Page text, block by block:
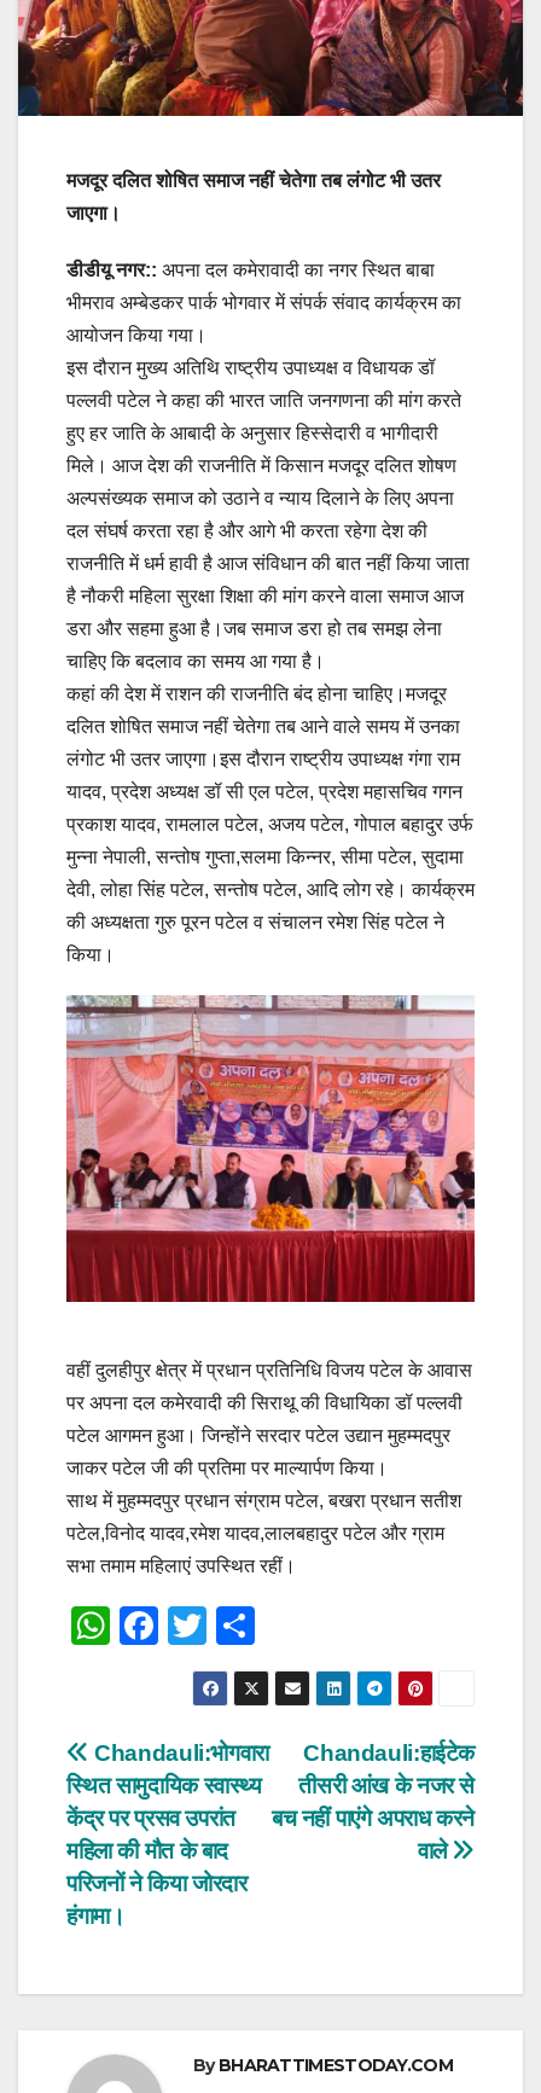
मजदूर दलित शोषित समाज नहीं चेतेगा तब लंगोट भी उतर
जाएगा।
डीडीयू नगर:: अपना दल कमेरावादी का नगर स्थित बाबा
भीमराव अम्बेडकर पार्क भोगवार में संपर्क संवाद कार्यक्रम का
आयोजन किया गया।
इस दौरान मुख्य अतिथि राष्ट्रीय उपाध्यक्ष व विधायक डॉ
पल्लवी पटेल ने कहा की भारत जाति जनगणना की मांग करते
हुए हर जाति के आबादी के अनुसार हिस्सेदारी व भागीदारी
मिले। आज देश की राजनीति में किसान मजदूर दलित शोषण
अल्पसंख्यक समाज को उठाने व न्याय दिलाने के लिए अपना
दल संघर्ष करता रहा है और आगे भी करता रहेगा देश की
राजनीति में धर्म हावी है आज संविधान की बात नहीं किया जाता
है नौकरी महिला सुरक्षा शिक्षा की मांग करने वाला समाज आज
डरा और सहमा हुआ है।जब समाज डरा हो तब समझ लेना
चाहिए कि बदलाव का समय आ गया है।
कहां की देश में राशन की राजनीति बंद होना चाहिए।मजदूर
दलित शोषित समाज नहीं चेतेगा तब आने वाले समय में उनका
लंगोट भी उतर जाएगा।इस दौरान राष्ट्रीय उपाध्यक्ष गंगा राम
यादव, प्रदेश अध्यक्ष डॉ सी एल पटेल, प्रदेश महासचिव गगन
प्रकाश यादव, रामलाल पटेल, अजय पटेल, गोपाल बहादुर उर्फ
मुन्ना नेपाली, सन्तोष गुप्ता,सलमा किन्नर, सीमा पटेल, सुदामा
देवी, लोहा सिंह पटेल, सन्तोष पटेल, आदि लोग रहे। कार्यक्रम
की अध्यक्षता गुरु पूरन पटेल व संचालन रमेश सिंह पटेल ने
किया।
वहीं दुलहीपुर क्षेत्र में प्रधान प्रतिनिधि विजय पटेल के आवास
पर अपना दल कमेरवादी की सिराथू की विधायिका डॉ पल्लवी
पटेल आगमन हुआ। जिन्होंने सरदार पटेल उद्यान मुहम्मदपुर
जाकर पटेल जी की प्रतिमा पर माल्यार्पण किया।
साथ में मुहम्मदपुर प्रधान संग्राम पटेल, बखरा प्रधान सतीश
पटेल,विनोद यादव,रमेश यादव,लालबहादुर पटेल और ग्राम
सभा तमाम महिलाएं उपस्थित रहीं।
W
s
A
p
p
F
e
b
o
o
k
T
wi
tt
er
h
ar
e
Post
navigation
Chandauli:हाईटेक
तीसरी आंख के नजर से
बच नहीं पाएंगे अपराध करने
वाले
Chandauli:भोगवारा
स्थित सामुदायिक स्वास्थ्य
केंद्र पर प्रसव उपरांत
महिला की मौत के बाद
परिजनों ने किया जोरदार
हंगामा।
ByBHARATTIMESTODAY.COM